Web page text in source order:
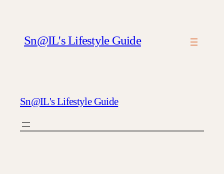
Sn@IL's Lifestyle Guide
Sn@IL's Lifestyle Guide